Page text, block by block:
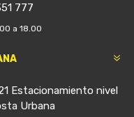
777
a 18.00
Estacionamiento nivel
Urbana